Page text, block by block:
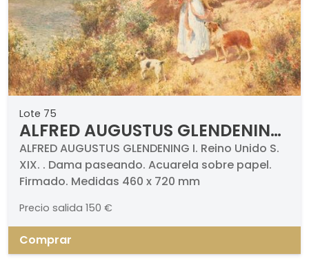
Lote 75
ALFRED AUGUSTUS GLENDENING
I - Dama paseando
ALFRED AUGUSTUS GLENDENING I. Reino Unido S.
XIX. . Dama paseando. Acuarela sobre papel.
Firmado. Medidas 460 x 720 mm
Precio salida 150 €
Comprar